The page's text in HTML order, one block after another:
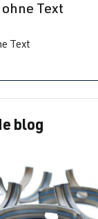
Text
Text
blog